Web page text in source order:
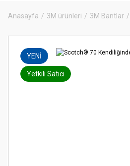
Anasayfa 3M ürünleri 3M Bantlar
YENİ
Yetkili Satıcı